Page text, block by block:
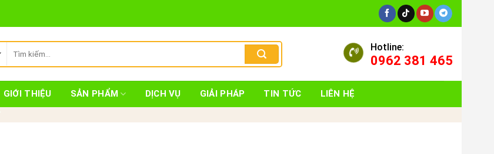
kiếm:
Hotline:
0962 381 465
GIỚI THIỆU SẢN PHẨM DỊCH VỤ GIẢI PHÁP TIN TỨC LIÊN HỆ